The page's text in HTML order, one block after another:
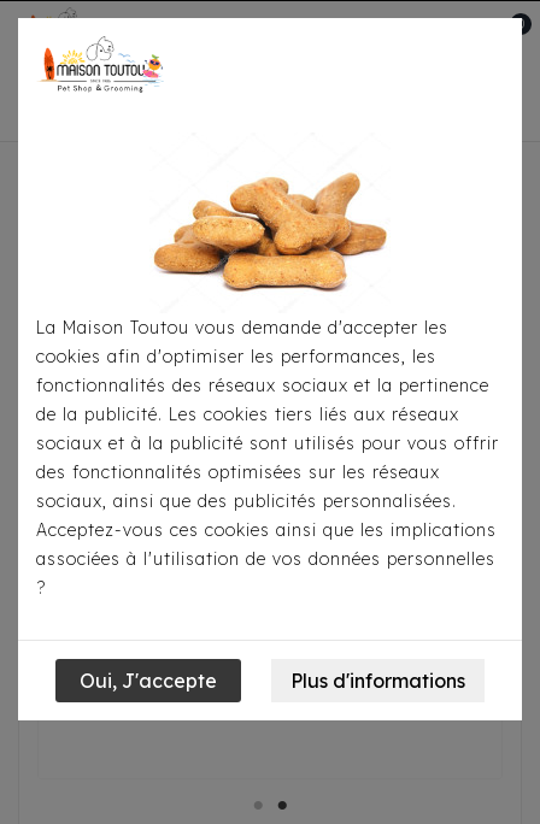
0
Pour Le Transport
Sac Bandoulière Milk & Pepper Jemma
La Maison Toutou vous demande d'accepter les
cookies afin d'optimiser les performances, les
fonctionnalités des réseaux sociaux et la pertinence
de la publicité. Les cookies tiers liés aux réseaux
sociaux et à la publicité sont utilisés pour vous offrir
des fonctionnalités optimisées sur les réseaux
sociaux, ainsi que des publicités personnalisées.
Acceptez-vous ces cookies ainsi que les implications
associées à l'utilisation de vos données personnelles
?